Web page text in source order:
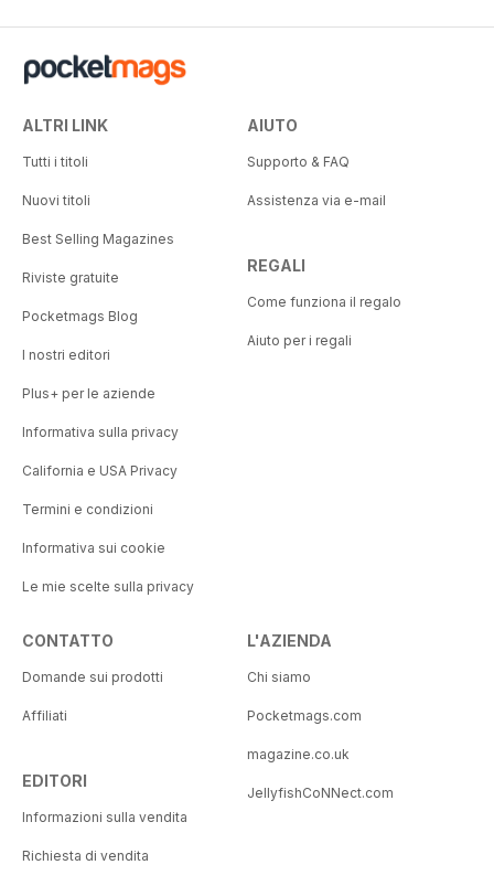
ALTRI LINK
Tutti i titoli
Nuovi titoli
Best Selling Magazines
Riviste gratuite
Pocketmags Blog
I nostri editori
Plus+ per le aziende
Informativa sulla privacy
California e USA Privacy
Termini e condizioni
Informativa sui cookie
Le mie scelte sulla privacy
AIUTO
Supporto & FAQ
Assistenza via e-mail
REGALI
Come funziona il regalo
Aiuto per i regali
CONTATTO
Domande sui prodotti
Affiliati
EDITORI
Informazioni sulla vendita
Richiesta di vendita
L'AZIENDA
Chi siamo
Pocketmags.com
magazine.co.uk
JellyfishCoNNect.com